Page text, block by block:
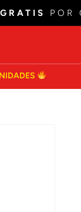
GRATIS POR